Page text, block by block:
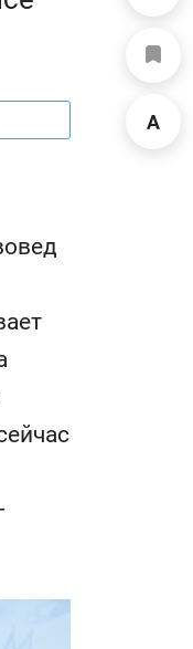
в дикой
и физическим
как основа